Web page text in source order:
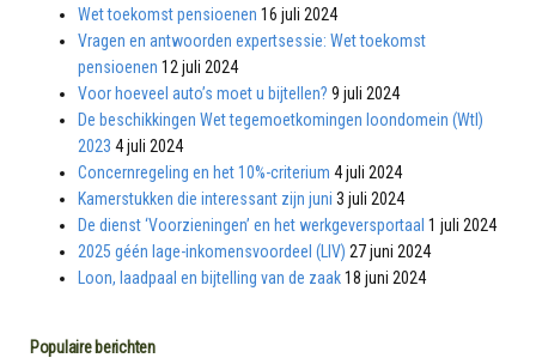
Wet toekomst pensioenen 16 juli 2024
Vragen en antwoorden expertsessie: Wet toekomst
pensioenen 12 juli 2024
Voor hoeveel auto’s moet u bijtellen? 9 juli 2024
De beschikkingen Wet tegemoetkomingen loondomein (Wtl)
2023 4 juli 2024
Concernregeling en het 10%-criterium 4 juli 2024
Kamerstukken die interessant zijn juni 3 juli 2024
De dienst ‘Voorzieningen’ en het werkgeversportaal 1 juli 2024
2025 géén lage-inkomensvoordeel (LIV) 27 juni 2024
Loon, laadpaal en bijtelling van de zaak18 juni 2024
Populaire berichten